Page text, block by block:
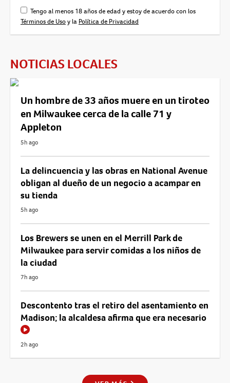
Tengo al menos 18 años de edad y estoy de acuerdo con los
Términos de Usoy la Política de Privacidad
NOTICIAS LOCALES
Un hombre de 33 años muere en un tiroteo
en Milwaukee cerca de la calle 71 y
Appleton
5h ago
La delincuencia y las obras en National Avenue
obligan al dueño de un negocio a acampar en
su tienda
5h ago
Los Brewers se unen en el Merrill Park de
Milwaukee para servir comidas a los niños de
la ciudad
7h ago
Descontento tras el retiro del asentamiento en
Madison; la alcaldesa afirma que era necesario
2h ago